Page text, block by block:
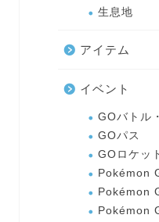
生息地
アイテム
イベント
GOバトル
GOパス
GOロケッ
Pokémon
Pokémon
Pokémon